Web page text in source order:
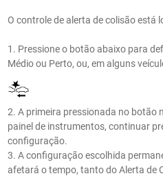
O controle de alerta de colisão está
1. Pressione o botão abaixo para
Médio ou Perto, ou, em alguns
2. A primeira pressionada no
painel de instrumentos, continuar
configuração.
3. A configuração escolhida
afetará o tempo, tanto do Alerta de